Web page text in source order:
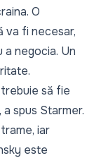
O
va fi necesar,
negocia. Un
să fie
spus Starmer.
iar
este